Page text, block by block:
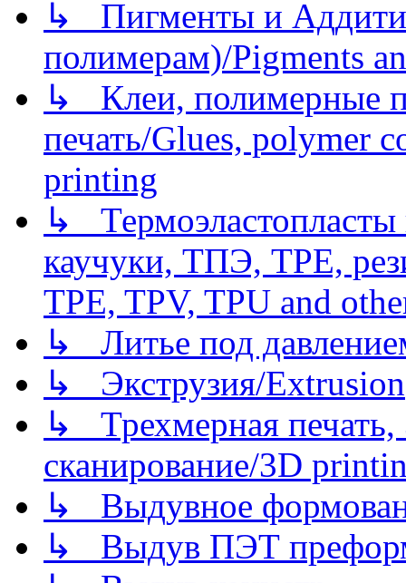
↳ Пигменты и
полимерам)/Pigments
↳ Клеи, полимерные
печать/Glues, polymer
printing
↳
каучуки, ТПЭ, TPE,
TPE, TPV, TPU and
↳ Литье под
↳ Экструзия/Extrusion
↳ Трехмерная
сканирование/3D
↳ Выдувное
↳ Выдув ПЭТ